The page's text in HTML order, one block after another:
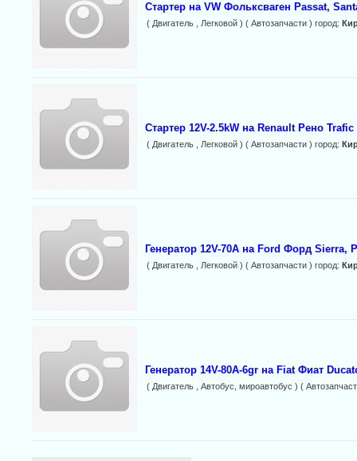
Стартер на VW Фольксваген Passat,
( Двигатель , Легковой ) ( Автозапчасти ) город:
Стартер 12V-2.5kW на Renault Рено
( Двигатель , Легковой ) ( Автозапчасти ) город:
Генератор 12V-70A на Ford Форд Sierra,
( Двигатель , Легковой ) ( Автозапчасти ) город:
Генератор 14V-80A-6gr на Fiat Фиат
( Двигатель , Автобус, мироавтобус ) (